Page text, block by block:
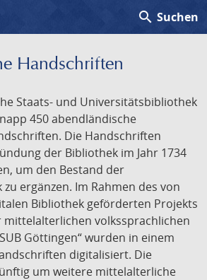
search Suchen
Handschriften
Staats- und Universitätsbibliothek
450 abendländische
Die Handschriften
der Bibliothek im Jahr 1734
um den Bestand der
ergänzen. Im Rahmen des von
Bibliothek geförderten Projekts
mittelalterlichen volkssprachlichen
Göttingen“ wurden in einem
digitalisiert. Die
um weitere mittelalterliche